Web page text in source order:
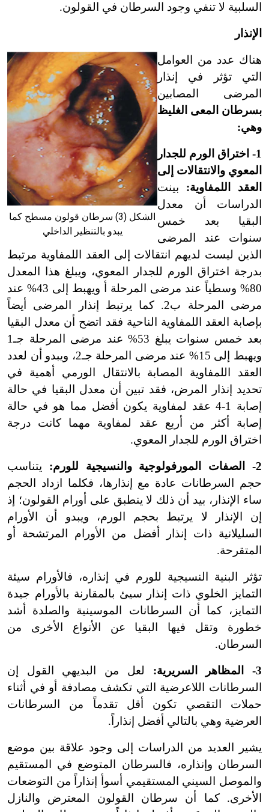
السلبية لا تنفي وجود السرطان في القولون.
الإنذار
الشكل (3) سرطان قولون مسطح كما
يبدو بالتنظير الداخلي
هناك عدد من العوامل
التي تؤثر في إنذار
المرضى المصابين
بسرطان المعى الغليظ
وهي:
1- اختراق الورم للجدار
المعوي والانتقالات إلى
العقد اللمفاوية: بينت
الدراسات أن معدل
البقيا بعد خمس
سنوات عند المرضى
الذين ليست لديهم انتقالات إلى العقد اللمفاوية مرتبط
بدرجة اختراق الورم للجدار المعوي، ويبلغ هذا المعدل
80% وسطياً عند مرضى المرحلة أ ويهبط إلى 43% عند
مرضى المرحلة ب2. كما يرتبط إنذار المرضى أيضاً
بإصابة العقد اللمفاوية الناحية فقد اتضح أن معدل البقيا
بعد خمس سنوات يبلغ 53% عند مرضى المرحلة جـ1
ويهبط إلى 15% عند مرضى المرحلة جـ2، ويبدو أن لعدد
العقد اللمفاوية المصابة بالانتقال الورمي أهمية في
تحديد إنذار المرض، فقد تبين أن معدل البقيا في حالة
إصابة 1-4 عقد لمفاوية يكون أفضل مما هو في حالة
إصابة أكثر من أربع عقد لمفاوية مهما كانت درجة
اختراق الورم للجدار المعوي.
2- الصفات المورفولوجية والنسيجية للورم:
يتناسب
حجم السرطانات عادة مع إنذارها، فكلما ازداد الحجم
ساء الإنذار، بيد أن ذلك لا ينطبق على أورام القولون؛ إذ
إن الإنذار لا يرتبط بحجم الورم، ويبدو أن الأورام
السليلانية ذات إنذار أفضل من الأورام المرتشحة أو
المتقرحة.
تؤثر البنية النسيجية للورم في إنذاره، فالأورام سيئة
التمايز الخلوي ذات إنذار سيئ بالمقارنة بالأورام جيدة
التمايز، كما أن السرطانات الموسينية والصلدة أشد
خطورة وتقل فيها البقيا عن الأنواع الأخرى من
السرطان.
3- المظاهر السريرية:
لعل من البديهي القول إن
السرطانات اللاعرضية التي تكشف مصادفة أو في أثناء
حملات التقصي تكون أقل تقدماً من السرطانات
العرضية وهي بالتالي أفضل إنذاراً.
يشير العديد من الدراسات إلى وجود علاقة بين موضع
السرطان وإنذاره، فالسرطان المتوضع في المستقيم
والموصل السيني المستقيمي أسوأ إنذاراً من التوضعات
الأخرى. كما أن سرطان القولون المعترض والنازل